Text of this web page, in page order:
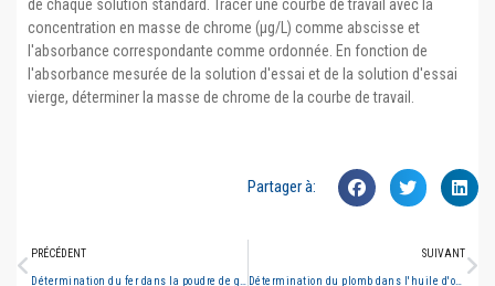
de chaque solution standard. Tracer une courbe de travail avec la
concentration en masse de chrome (μg/L) comme abscisse et
l'absorbance correspondante comme ordonnée. En fonction de
l'absorbance mesurée de la solution d'essai et de la solution d'essai
vierge, déterminer la masse de chrome de la courbe de travail.
Partager à:
PRÉCÉDENT SUIVANT